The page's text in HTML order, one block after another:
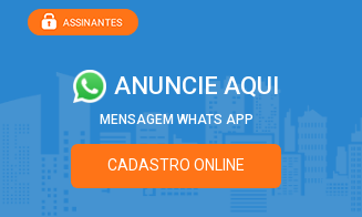
ANUNCIE AQUI
MENSAGEM WHATS APP
CADASTRO ONLINE